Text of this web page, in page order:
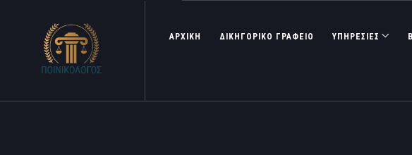
ΑΡΧΙΚΗ ΔΙΚΗΓΟΡΙΚΟ ΓΡΑΦΕΙΟ ΥΠΗΡΕΣΙΕΣ